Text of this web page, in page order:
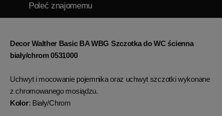
Poleć znajomemu
Decor Walther Basic BA WBG Szczotka do WC ścienna
biały/chrom 0531000
Uchwyt i mocowanie pojemnika oraz uchwyt szczotki wykonane
z chromowanego mosiądzu.
Kolor: Biały/Chrom